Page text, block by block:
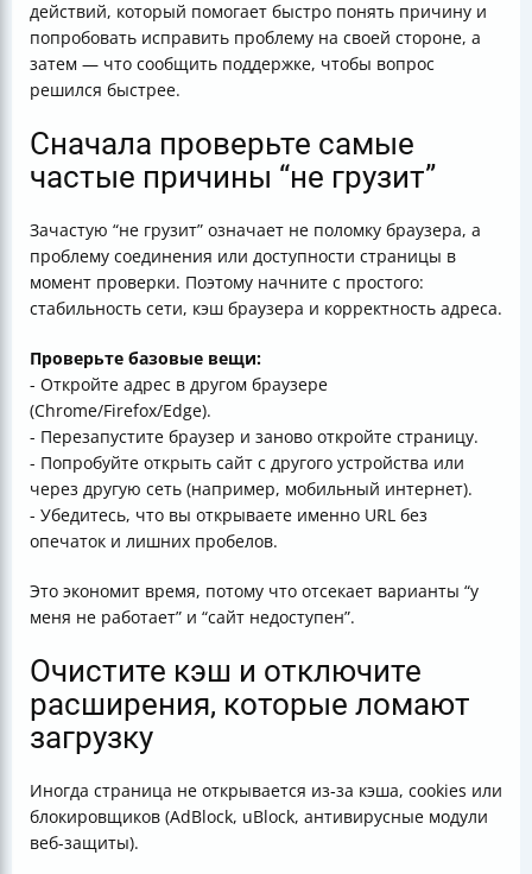
Почему такие проверки иногда недоступны
Коротко: самый быстрый порядок действий
действий, который помогает быстро понять причину и
попробовать исправить проблему на своей стороне, а
затем — что сообщить поддержке, чтобы вопрос
решился быстрее.
Сначала проверьте самые
частые причины “не грузит”
Зачастую “не грузит” означает не поломку браузера, а
проблему соединения или доступности страницы в
момент проверки. Поэтому начните с простого:
стабильность сети, кэш браузера и корректность адреса.
Проверьте базовые вещи:
- Откройте адрес в другом браузере
(Chrome/Firefox/Edge).
- Перезапустите браузер и заново откройте страницу.
- Попробуйте открыть сайт с другого устройства или
через другую сеть (например, мобильный интернет).
- Убедитесь, что вы открываете именно URL без
опечаток и лишних пробелов.
Это экономит время, потому что отсекает варианты “у
меня не работает” и “сайт недоступен”.
Очистите кэш и отключите
расширения, которые ломают
загрузку
Иногда страница не открывается из‑за кэша, cookies или
блокировщиков (AdBlock, uBlock, антивирусные модули
веб-защиты).